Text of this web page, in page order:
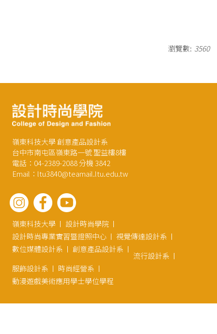
瀏覽數: 3560
嶺東科技大學 創意產品設計系
台中市南屯區嶺東路一號 聖益樓8樓
電話：04-2389-2088 分機 3842
Email：ltu3840@teamail.ltu.edu.tw
嶺東科技大學
設計時尚學院
設計時尚專業實習暨證照中心
視覺傳達設計系
數位媒體設計系
創意產品設計系
流行設計系
服飾設計系
時尚經營系
動漫遊戲美術應用學士學位學程